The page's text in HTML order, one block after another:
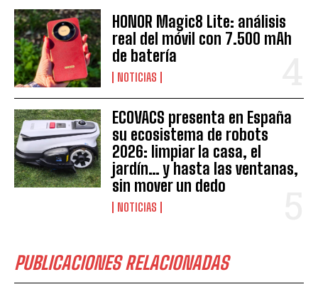
HONOR Magic8 Lite: análisis
real del móvil con 7.500 mAh
de batería
NOTICIAS
ECOVACS presenta en España
su ecosistema de robots
2026: limpiar la casa, el
jardín… y hasta las ventanas,
sin mover un dedo
NOTICIAS
PUBLICACIONES RELACIONADAS